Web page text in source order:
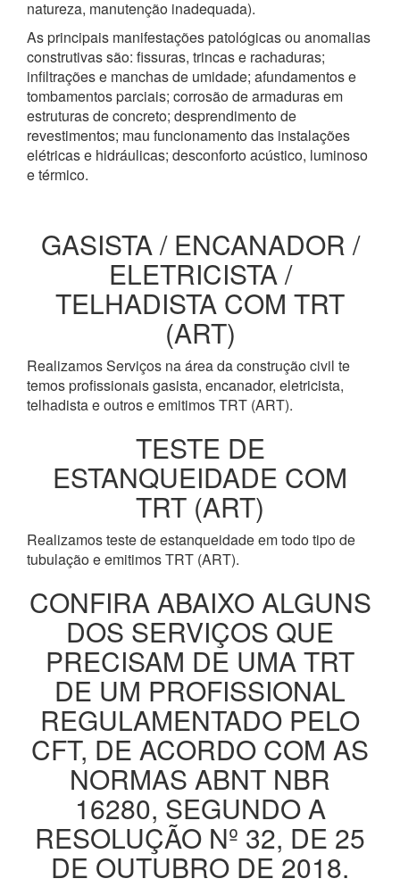
natureza, manutenção inadequada).
As principais manifestações patológicas ou anomalias
construtivas são: fissuras, trincas e rachaduras;
infiltrações e manchas de umidade; afundamentos e
tombamentos parciais; corrosão de armaduras em
estruturas de concreto; desprendimento de
revestimentos; mau funcionamento das instalações
elétricas e hidráulicas; desconforto acústico, luminoso
e térmico.
GASISTA / ENCANADOR /
ELETRICISTA /
TELHADISTA COM TRT
(ART)
Realizamos Serviços na área da construção civil te
temos profissionais gasista, encanador, eletricista,
telhadista e outros e emitimos TRT (ART).
TESTE DE
ESTANQUEIDADE COM
TRT (ART)
Realizamos teste de estanqueidade em todo tipo de
tubulação e emitimos TRT (ART).
CONFIRA ABAIXO ALGUNS
DOS SERVIÇOS QUE
PRECISAM DE UMA TRT
DE UM PROFISSIONAL
REGULAMENTADO PELO
CFT, DE ACORDO COM AS
NORMAS ABNT NBR
16280, SEGUNDO A
RESOLUÇÃO Nº 32, DE 25
DE OUTUBRO DE 2018.